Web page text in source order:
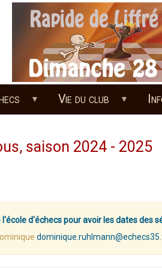
Vie du club
saison 2024 - 2025
d'échecs pour avoir les dates des